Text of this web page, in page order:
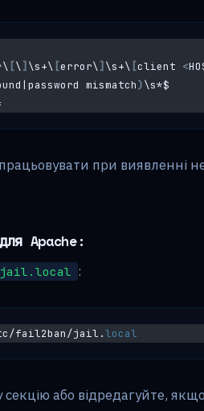
[\ ] \s+\ [error\ ] \s+\ [client <
mismatch)\s*$
при виявленні
Apache:
jail.local :
fail2ban/jail.local
або відредагуйте,